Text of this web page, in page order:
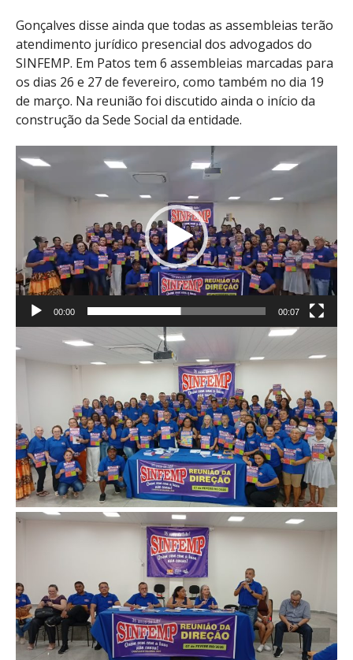
Gonçalves disse ainda que todas as assembleias terão
atendimento jurídico presencial dos advogados do
SINFEMP. Em Patos tem 6 assembleias marcadas para
os dias 26 e 27 de fevereiro, como também no dia 19
de março. Na reunião foi discutido ainda o início da
construção da Sede Social da entidade.
Tocador
de
vídeo
00:00 00:07